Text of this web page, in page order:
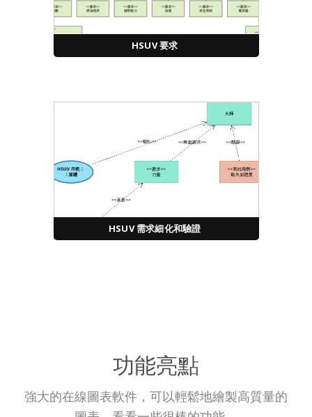
HSUV 要求
HSUV 需求細化和驗證
功能亮點
強大的在線圖表軟件，可以輕鬆地繪製高質量的